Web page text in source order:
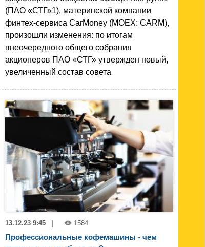
(ПАО «СТГ»1), материнской компании
финтех-сервиса CarMoney (MOEX: CARM),
произошли изменения: по итогам
внеочередного общего собрания
акционеров ПАО «СТГ» утвержден новый,
увеличенный состав совета
13.12.23 9:45 1584
Профессиональные кофемашины - чем